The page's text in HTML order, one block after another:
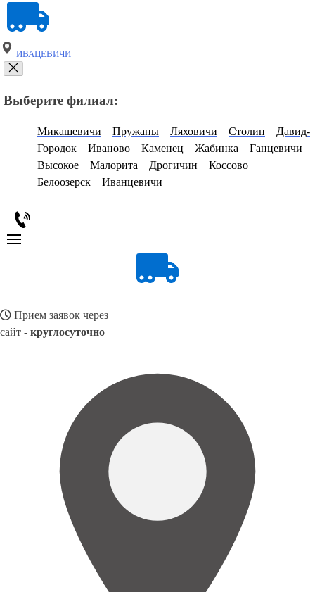
ИВАЦЕВИЧИ
Выберите филиал:
Микашевичи Пружаны Ляховичи Столин
Давид-
Городок
Иваново Каменец Жабинка
Ганцевичи
Высокое
Малорита Дрогичин
Коссово
Белоозерск
Иванцевичи
Прием заявок через
сайт - круглосуточно